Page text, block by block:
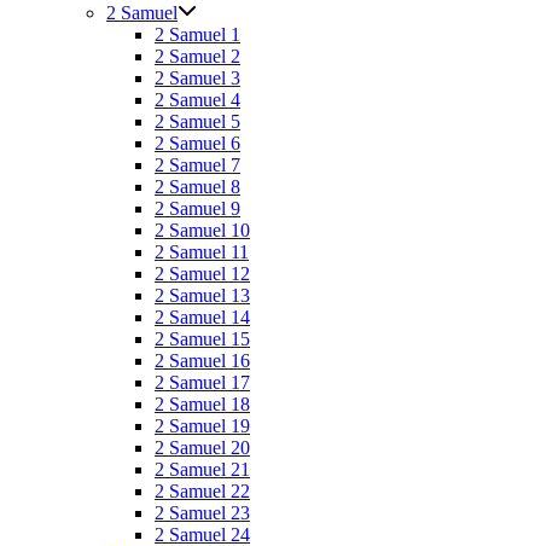
2 Samuel
2 Samuel 1
2 Samuel 2
2 Samuel 3
2 Samuel 4
2 Samuel 5
2 Samuel 6
2 Samuel 7
2 Samuel 8
2 Samuel 9
2 Samuel 10
2 Samuel 11
2 Samuel 12
2 Samuel 13
2 Samuel 14
2 Samuel 15
2 Samuel 16
2 Samuel 17
2 Samuel 18
2 Samuel 19
2 Samuel 20
2 Samuel 21
2 Samuel 22
2 Samuel 23
2 Samuel 24